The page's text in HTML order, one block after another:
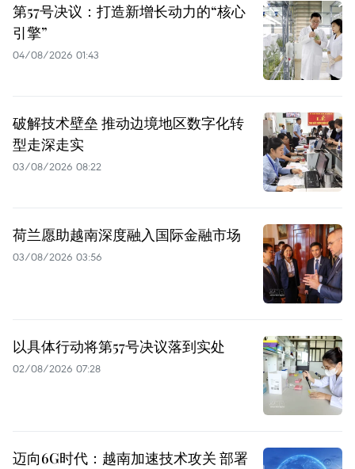
第57号决议：打造新增长动力的“核心
引擎”
04/08/2026 01:43
破解技术壁垒 推动边境地区数字化转
型走深走实
03/08/2026 08:22
荷兰愿助越南深度融入国际金融市场
03/08/2026 03:56
以具体行动将第57号决议落到实处
02/08/2026 07:28
迈向6G时代：越南加速技术攻关 部署